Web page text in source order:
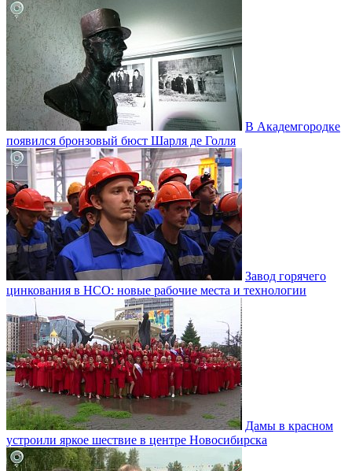
В Академгородке
появился бронзовый бюст Шарля де Голля
Завод горячего
цинкования в НСО: новые рабочие места и технологии
Дамы в красном
устроили яркое шествие в центре Новосибирска